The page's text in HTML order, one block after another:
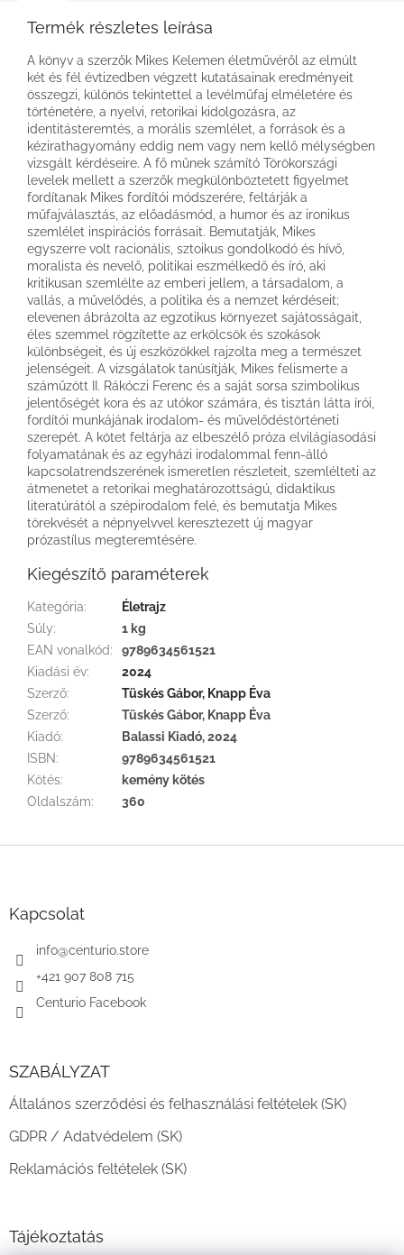
Termék részletes leírása
A könyv a szerzők Mikes Kelemen életművéről az elmúlt
két és fél évtizedben végzett kutatásainak eredményeit
összegzi, különös tekintettel a levélműfaj elméletére és
történetére, a nyelvi, retorikai kidolgozásra, az
identitásteremtés, a morális szemlélet, a források és a
kézirathagyomány eddig nem vagy nem kellő mélységben
vizsgált kérdéseire. A fő műnek számító Törökországi
levelek mellett a szerzők megkülönböztetett figyelmet
fordítanak Mikes fordítói módszerére, feltárják a
műfajválasztás, az előadásmód, a humor és az ironikus
szemlélet inspirációs forrásait. Bemutatják, Mikes
egyszerre volt racionális, sztoikus gondolkodó és hívő,
moralista és nevelő, politikai eszmélkedő és író, aki
kritikusan szemlélte az emberi jellem, a társadalom, a
vallás, a művelődés, a politika és a nemzet kérdéseit;
elevenen ábrázolta az egzotikus környezet sajátosságait,
éles szemmel rögzítette az erkölcsök és szokások
különbségeit, és új eszközökkel rajzolta meg a természet
jelenségeit. A vizsgálatok tanúsítják, Mikes felismerte a
száműzött II. Rákóczi Ferenc és a saját sorsa szimbolikus
jelentőségét kora és az utókor számára, és tisztán látta írói,
fordítói munkájának irodalom- és művelődéstörténeti
szerepét. A kötet feltárja az elbeszélő próza elvilágiasodási
folyamatának és az egyházi irodalommal fenn-álló
kapcsolatrendszerének ismeretlen részleteit, szemlélteti az
átmenetet a retorikai meghatározottságú, didaktikus
literatúrától a szépirodalom felé, és bemutatja Mikes
törekvését a népnyelvvel keresztezett új magyar
prózastílus megteremtésére.
Kiegészítő paraméterek
Kategória:
Életrajz
Súly:
1 kg
EAN vonalkód:
9789634561521
Kiadási év:
2024
Szerző:
Tüskés Gábor, Knapp Éva
Szerző:
Tüskés Gábor, Knapp Éva
Kiadó:
Balassi Kiadó, 2024
ISBN:
9789634561521
Kötés:
kemény kötés
Oldalszám: 360
Kapcsolat
info@centurio.store
+421 907 808 715
Centurio Facebook
SZABÁLYZAT
Általános szerződési és felhasználási feltételek (SK)
GDPR / Adatvédelem (SK)
Reklamációs feltételek (SK)
Tájékoztatás